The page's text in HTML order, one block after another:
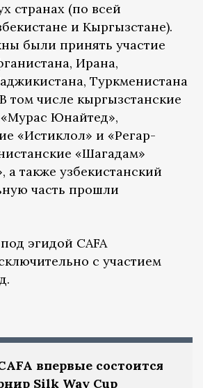
странах (по всей
и Кыргызстане).
были принять участие
Ирана,
Туркменистана
том числе кыргызстанские
Юнайтед»,
«Истиклол» и «Регар-
«Шагадам»
а также узбекистанский
часть прошли
эгидой CAFA
с участием
впервые состоится
Silk Way Cup